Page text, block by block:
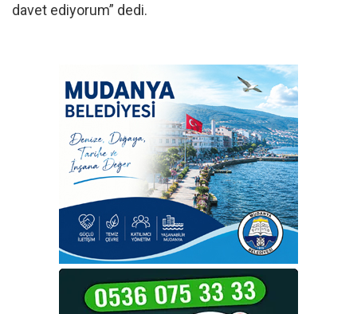
davet ediyorum” dedi.